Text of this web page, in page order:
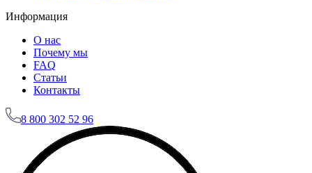
Информация
О нас
Почему мы
FAQ
Статьи
Контакты
8 800 302 52 96